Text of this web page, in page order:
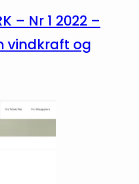
– Nr 1 2022 –
vindkraft og